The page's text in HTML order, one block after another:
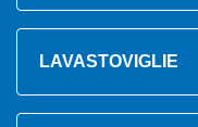
LAVASTOVIGLIE